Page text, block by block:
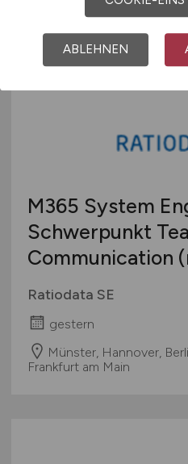
Bad Ems, Koblenz
M365 System
Schwerpunkt
Communication
Ratiodata SE
gestern
Münster, Hannover,
Frankfurt am Main
ABLEHNEN